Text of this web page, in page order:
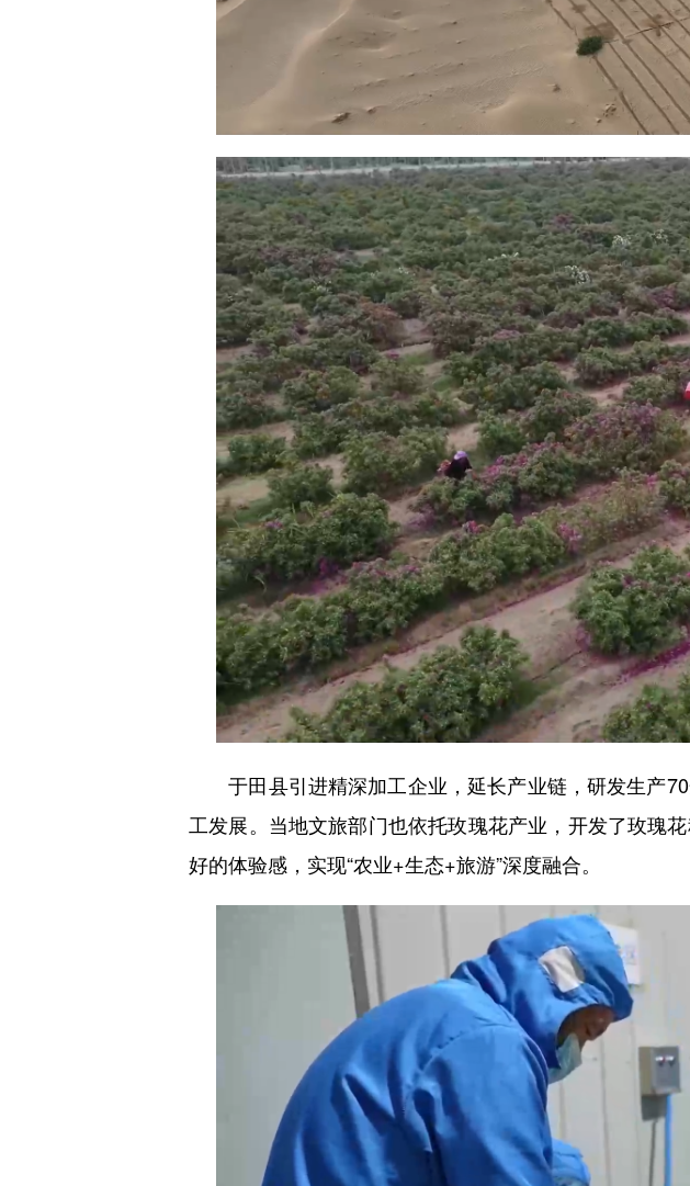
于田县引进精深加工企业，延长产业链，研发生产70
工发展。当地文旅部门也依托玫瑰花产业，开发了玫瑰
好的体验感，实现“农业+生态+旅游”深度融合。